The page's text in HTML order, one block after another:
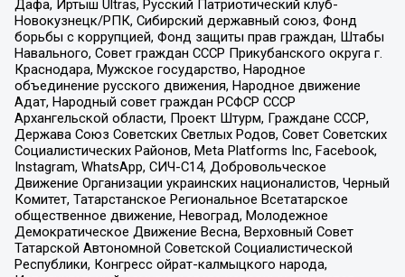
Дафа, Иртыш Ultras, Русский Патриотический клуб-
Новокузнецк/РПК, Сибирский державный союз, Фонд
борьбы с коррупцией, Фонд защиты прав граждан, Штабы
Навального, Совет граждан СССР Прикубанского округа г.
Краснодара, Мужское государство, Народное
объединение русского движения, Народное движение
Адат, Народный совет граждан РСФСР СССР
Архангельской области, Проект Штурм, Граждане СССР,
Держава Союз Советских Светлых Родов, Совет Советских
Социалистических Районов, Meta Platforms Inc, Facebook,
Instagram, WhatsApp, СИЧ-С14, Добровольческое
Движение Организации украинских националистов, Черный
Комитет, Татарстанское Региональное Всетатарское
общественное движение, Невоград, Молодежное
Демократическое Движение Весна, Верховный Совет
Татарской Автономной Советской Социалистической
Республики, Конгресс ойрат-калмыцкого народа,